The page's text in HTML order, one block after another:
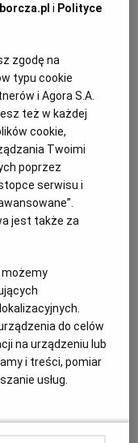
i Komornicy
ręki w
udział 1/12 w
osobiste
i Polityce
zgodę na
typu cookie
i Agora S.A.
też w każdej
cookie,
Twoimi
poprzez
serwisu i
jest także za
możemy
do celów
na urządzeniu lub
i treści, pomiar
usług.